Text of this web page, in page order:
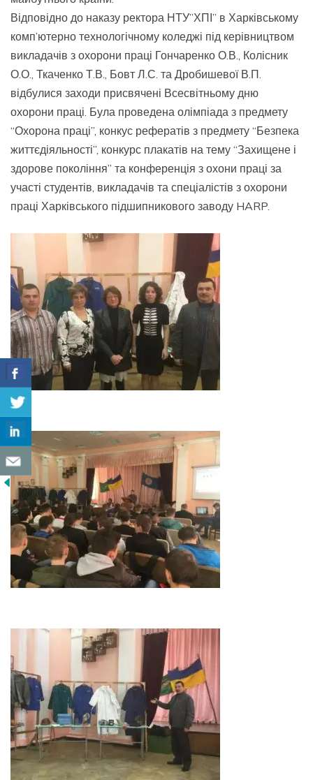
Відповідно до наказу ректора НТУ”ХПІ” в Харківському
комп’ютерно технологічному коледжі під керівництвом
викладачів з охорони праці Гончаренко О.В., Колісник
О.О., Ткаченко Т.В., Бовт Л.С. та Дробишевої В.П.
відбулися заходи присвячені Всесвітньому дню
охорони праці. Була проведена олімпіада з предмету
“Охорона праці”, конкус рефератів з предмету “Безпека
життєдіяльності”, конкурс плакатів на тему “Захищене і
здорове покоління” та конференція з охони праці за
участі студентів, викладачів та спеціалістів з охорони
праці Харківського підшипникового заводу HARP.